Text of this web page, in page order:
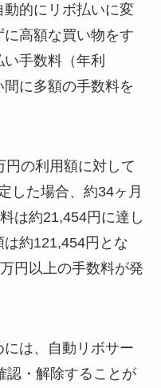
的にリボ払いに変
高額な買い物をす
手数料（年利
に多額の手数料を
の利用額に対して
した場合、約34ヶ月
は約21,454円に達し
は約121,454円とな
円以上の手数料が発
は、自動リボサー
認・解除することが